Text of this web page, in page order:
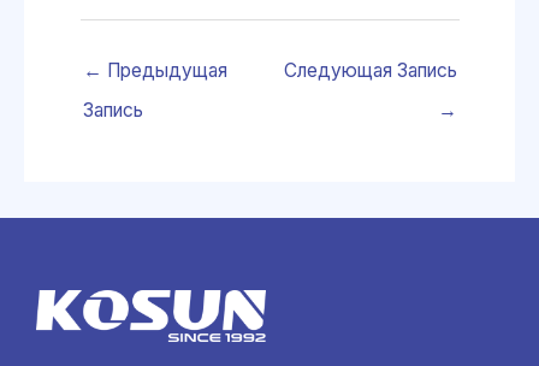
← Предыдущая
Запись
Следующая Запись
→